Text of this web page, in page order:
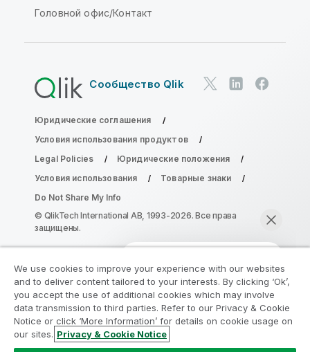
Головной офис/Контакт
Сообщество Qlik
Юридические соглашения
Условия использования продуктов
Legal Policies
Юридические положения
Условия использования
Товарные знаки
Do Not Share My Info
© QlikTech International AB, 1993-2026. Все права
защищены.
Присоединяйтесь к программе
модернизации аналитики
Модернизируйте ваши важные приложения QlikView
без ущерба с помощью программы модернизации
We use cookies to improve your experience with our websites
and to deliver content tailored to your interests. By clicking ‘Ok’,
you accept the use of additional cookies which may involve
data transmission to third parties. Refer to our Privacy & Cookie
Notice or click ‘More Information’ for details on cookie usage on
our sites. Privacy & Cookie Notice